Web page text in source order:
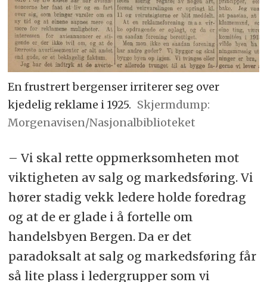
En frustrert bergenser irriterer seg over
kjedelig reklame i 1925. Skjermdump:
Morgenavisen/Nasjonalbiblioteket
– Vi skal rette oppmerksomheten mot
viktigheten av salg og markedsføring. Vi
hører stadig vekk ledere holde foredrag
og at de er glade i å fortelle om
handelsbyen Bergen. Da er det
paradoksalt at salg og markedsføring får
så lite plass i ledergrupper som vi